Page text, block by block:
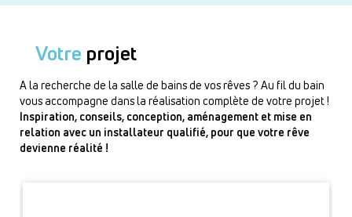
Votre projet
A la recherche de la salle de bains de vos rêves ? Au fil du bain
vous accompagne dans la réalisation complète de votre projet !
Inspiration, conseils, conception, aménagement et mise en
relation avec un installateur qualifié, pour que votre rêve
devienne réalité !